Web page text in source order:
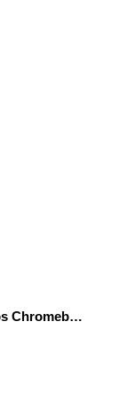
Dale una oportunidad a los Chromebooks y utiliza un proyector para realizar talleres si no tienes pantallas táctiles